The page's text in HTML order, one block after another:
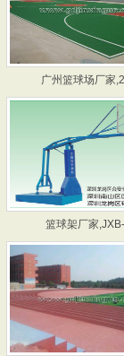
广州篮球场厂家
篮球架厂家
东莞明珠实验中学